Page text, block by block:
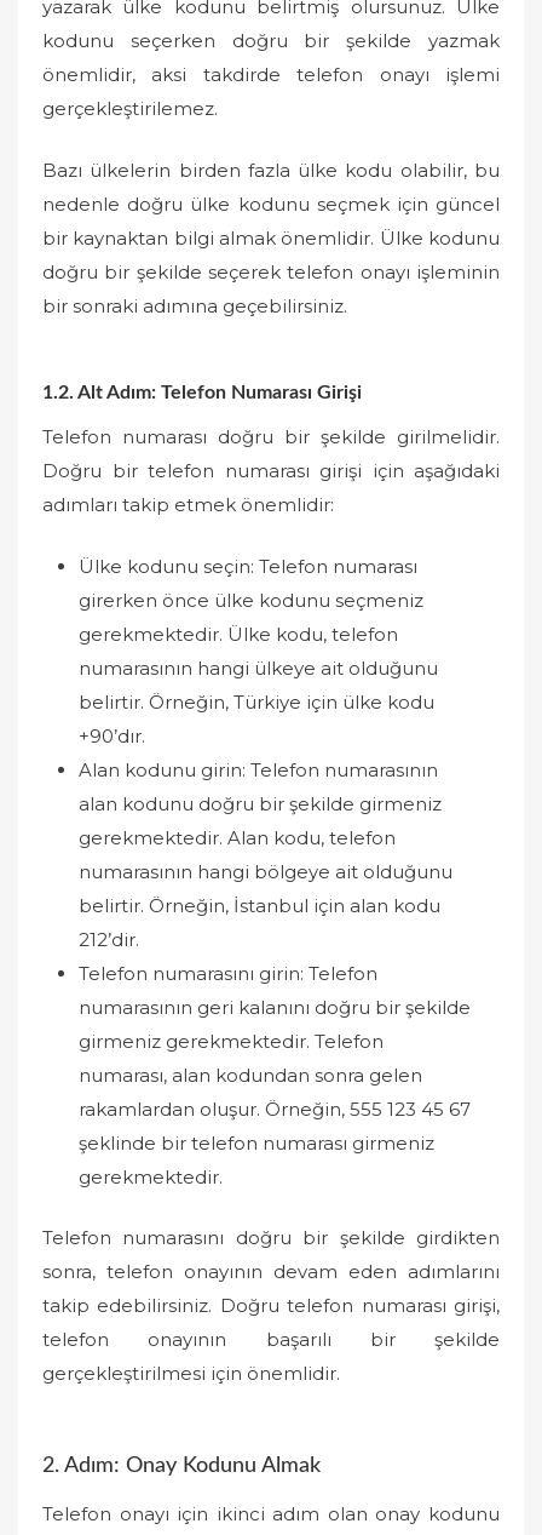
yazarak ülke kodunu belirtmiş olursunuz. Ülke
kodunu seçerken doğru bir şekilde yazmak
önemlidir, aksi takdirde telefon onayı işlemi
gerçekleştirilemez.
Bazı ülkelerin birden fazla ülke kodu olabilir, bu
nedenle doğru ülke kodunu seçmek için güncel
bir kaynaktan bilgi almak önemlidir. Ülke kodunu
doğru bir şekilde seçerek telefon onayı işleminin
bir sonraki adımına geçebilirsiniz.
1.2. Alt Adım: Telefon Numarası Girişi
Telefon numarası doğru bir şekilde girilmelidir.
Doğru bir telefon numarası girişi için aşağıdaki
adımları takip etmek önemlidir:
Ülke kodunu seçin: Telefon numarası
girerken önce ülke kodunu seçmeniz
gerekmektedir. Ülke kodu, telefon
numarasının hangi ülkeye ait olduğunu
belirtir. Örneğin, Türkiye için ülke kodu
+90’dır.
Alan kodunu girin: Telefon numarasının
alan kodunu doğru bir şekilde girmeniz
gerekmektedir. Alan kodu, telefon
numarasının hangi bölgeye ait olduğunu
belirtir. Örneğin, İstanbul için alan kodu
212’dir.
Telefon numarasını girin: Telefon
numarasının geri kalanını doğru bir şekilde
girmeniz gerekmektedir. Telefon
numarası, alan kodundan sonra gelen
rakamlardan oluşur. Örneğin, 555 123 45 67
şeklinde bir telefon numarası girmeniz
gerekmektedir.
Telefon numarasını doğru bir şekilde girdikten
sonra, telefon onayının devam eden adımlarını
takip edebilirsiniz. Doğru telefon numarası girişi,
telefon onayının başarılı bir şekilde
gerçekleştirilmesi için önemlidir.
2. Adım: Onay Kodunu Almak
Telefon onayı için ikinci adım olan onay kodunu